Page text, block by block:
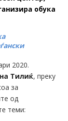
обука
2020.
Тилиќ, преку
за
од
теми: